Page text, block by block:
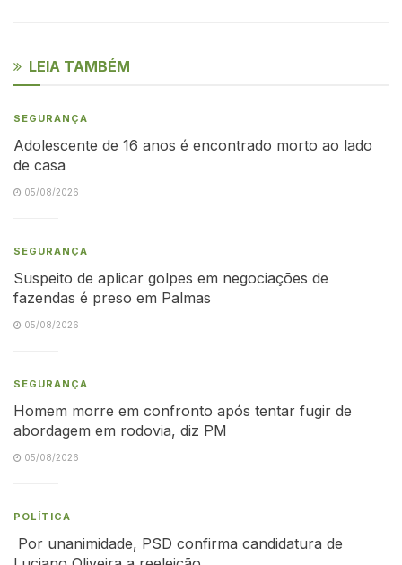
LEIA TAMBÉM
SEGURANÇA
Adolescente de 16 anos é encontrado morto ao lado
de casa
05/08/2026
SEGURANÇA
Suspeito de aplicar golpes em negociações de
fazendas é preso em Palmas
05/08/2026
SEGURANÇA
Homem morre em confronto após tentar fugir de
abordagem em rodovia, diz PM
05/08/2026
POLÍTICA
Por unanimidade, PSD confirma candidatura de